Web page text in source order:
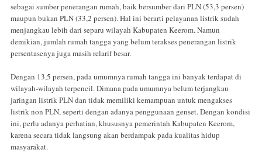
sebagai sumber penerangan rumah, baik bersumber dari PLN (53,3 persen)
maupun bukan PLN (33,2 persen). Hal ini berarti pelayanan listrik sudah
menjangkau lebih dari separu wilayah Kabupaten Keerom. Namun
demikian, jumlah rumah tangga yang belum terakses penerangan listrik
persentasenya juga masih relarif besar.
Dengan 13,5 persen, pada umumnya rumah tangga ini banyak terdapat di
wilayah-wilayah terpencil. Dimana pada umumnya belum terjangkau
jaringan listrik PLN dan tidak memiliki kemampuan untuk mengakses
listrik non PLN, seperti dengan adanya penggunaan genset. Dengan kondisi
ini, perlu adanya perhatian, khususnya pemerintah Kabupaten Keerom,
karena secara tidak langsung akan berdampak pada kualitas hidup
masyarakat.